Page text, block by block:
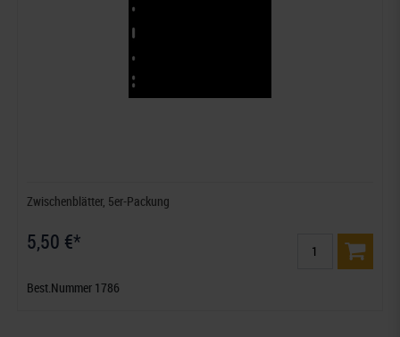
Zwischenblätter, 5er-Packung
5,50 €*
Best.Nummer 1786